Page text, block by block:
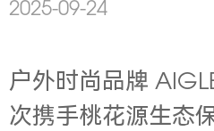
2025-09-24
户外时尚品牌
次携手桃花源生态